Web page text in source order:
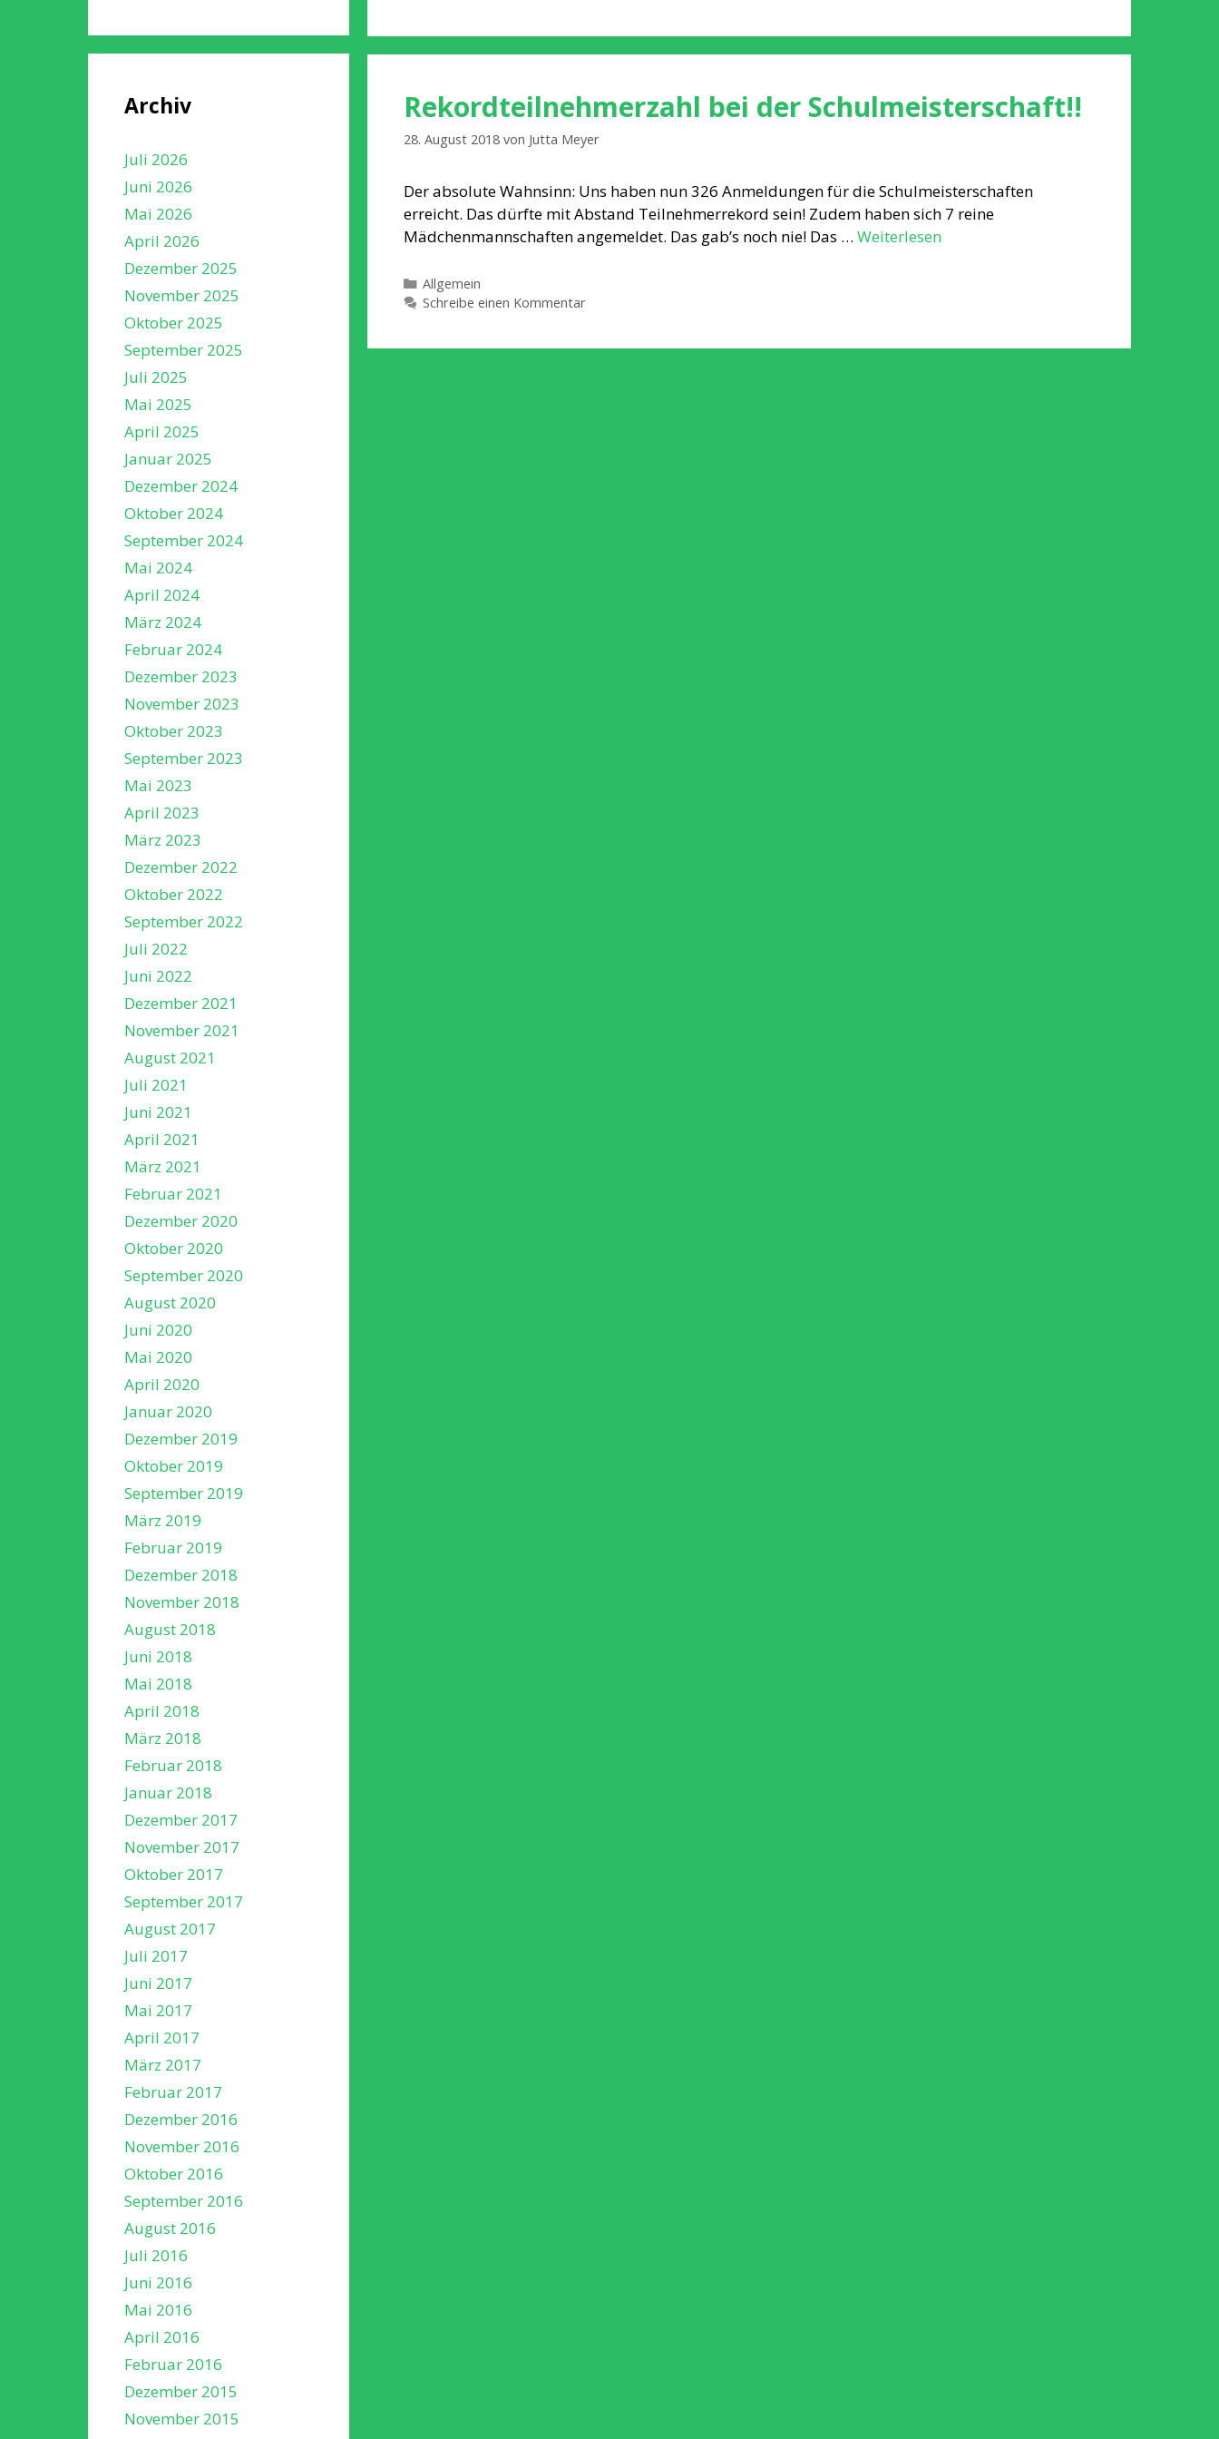
Rekordteilnehmerzahl bei der Schulmeisterschaft!!
28. August 2018 von Jutta Meyer
Der absolute Wahnsinn: Uns haben nun 326 Anmeldungen für die Schulmeisterschaften
erreicht. Das dürfte mit Abstand Teilnehmerrekord sein! Zudem haben sich 7 reine
Mädchenmannschaften angemeldet. Das gab’s noch nie! Das … Weiterlesen
Kategorien
Allgemein
Schreibe einen Kommentar
Archiv
Juli 2026
Juni 2026
Mai 2026
April 2026
Dezember 2025
November 2025
Oktober 2025
September 2025
Juli 2025
Mai 2025
April 2025
Januar 2025
Dezember 2024
Oktober 2024
September 2024
Mai 2024
April 2024
März 2024
Februar 2024
Dezember 2023
November 2023
Oktober 2023
September 2023
Mai 2023
April 2023
März 2023
Dezember 2022
Oktober 2022
September 2022
Juli 2022
Juni 2022
Dezember 2021
November 2021
August 2021
Juli 2021
Juni 2021
April 2021
März 2021
Februar 2021
Dezember 2020
Oktober 2020
September 2020
August 2020
Juni 2020
Mai 2020
April 2020
Januar 2020
Dezember 2019
Oktober 2019
September 2019
März 2019
Februar 2019
Dezember 2018
November 2018
August 2018
Juni 2018
Mai 2018
April 2018
März 2018
Februar 2018
Januar 2018
Dezember 2017
November 2017
Oktober 2017
September 2017
August 2017
Juli 2017
Juni 2017
Mai 2017
April 2017
März 2017
Februar 2017
Dezember 2016
November 2016
Oktober 2016
September 2016
August 2016
Juli 2016
Juni 2016
Mai 2016
April 2016
Februar 2016
Dezember 2015
November 2015